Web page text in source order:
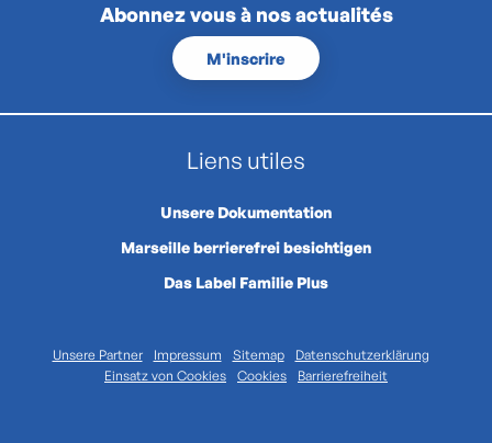
Abonnez vous à nos actualités
M'inscrire
Liens utiles
Unsere Dokumentation
Marseille berrierefrei besichtigen
Das Label Familie Plus
Unsere Partner Impressum Sitemap
Datenschutzerklärung
Einsatz von Cookies
Cookies Barrierefreiheit